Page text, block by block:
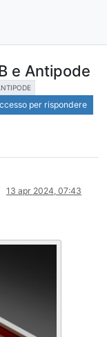
e Antipode
per rispondere
13 apr 2024, 07:43